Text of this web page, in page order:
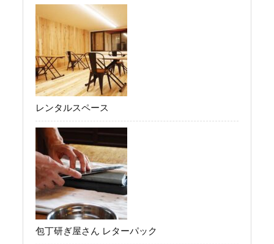
レンタルスペース
包丁研ぎ屋さん レターパック